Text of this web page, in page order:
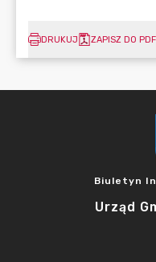
DRUKUJ ZAPISZ DO PDF
Biuletyn
Urząd